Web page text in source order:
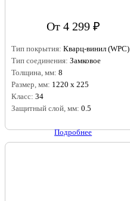
От 4 299 ₽
Тип покрытия: Кварц-винил (WPC)
Тип соединения: Замковое
Толщина, мм: 8
Размер, мм: 1220 х 225
Класс: 34
Защитный слой, мм: 0.5
Подробнее